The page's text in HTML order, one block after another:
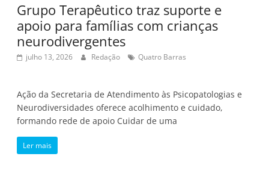
Grupo Terapêutico traz suporte e
apoio para famílias com crianças
neurodivergentes
julho 13, 2026 Redação Quatro Barras
Ação da Secretaria de Atendimento às Psicopatologias e
Neurodiversidades oferece acolhimento e cuidado,
formando rede de apoio Cuidar de uma
Ler mais